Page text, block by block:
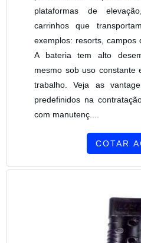
plataformas de
carrinhos que
exemplos: resorts, campos
A bateria tem alto
mesmo sob uso constante
trabalho. Veja as
predefinidos na
com manutenç....
COTAR